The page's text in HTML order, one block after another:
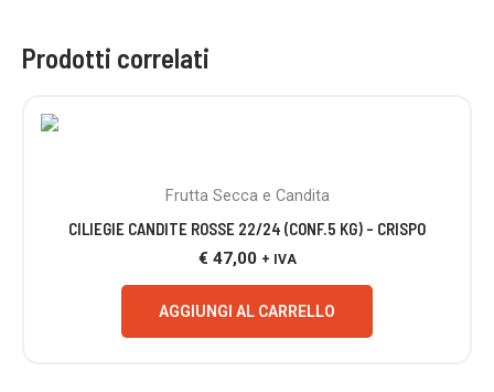
Prodotti correlati
Frutta Secca e Candita
CILIEGIE CANDITE ROSSE 22/24 (CONF.5 KG) – CRISPO
€ 47,00 + IVA
AGGIUNGI AL CARRELLO